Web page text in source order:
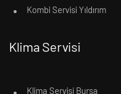
Kombi Servisi Yıldırım
Klima Servisi
Klima Servisi Bursa